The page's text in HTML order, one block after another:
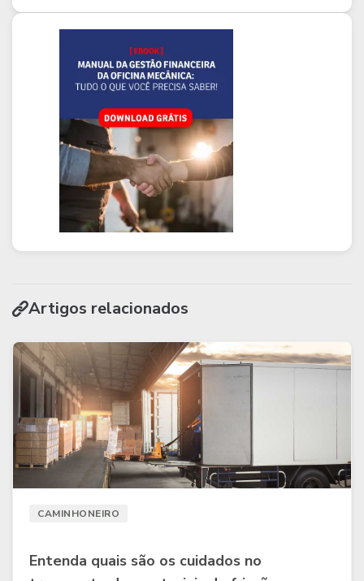
Artigos relacionados
CAMINHONEIRO
Entenda quais são os cuidados no